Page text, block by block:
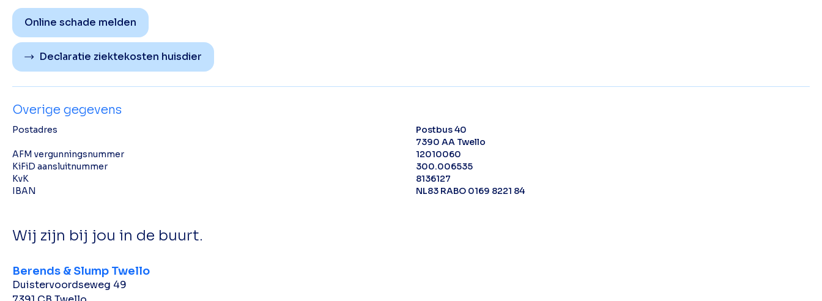
Online schade melden
Declaratie ziektekosten huisdier
Overige gegevens
Postadres
Postbus 40
7390 AA Twello
AFM vergunningsnummer
12010060
KiFiD aansluitnummer
300.006535
KvK
8136127
IBAN
NL83 RABO 0169 8221 84
Wij zijn bij jou in de buurt.
Berends & Slump Twello
Duistervoordseweg 49